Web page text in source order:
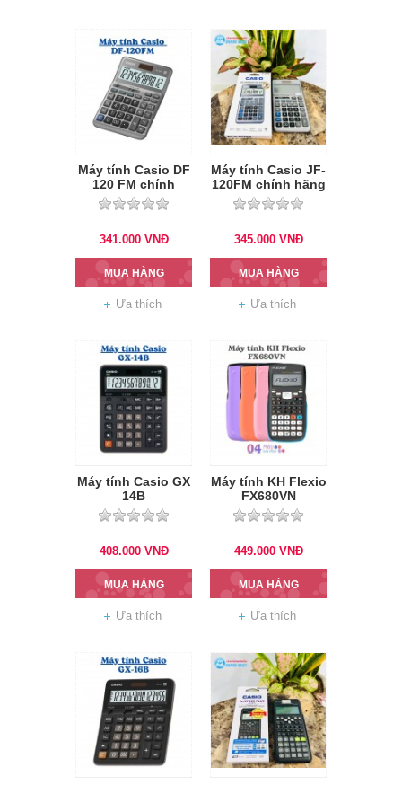
Máy tính Casio DF
120 FM chính
hãng
341.000 VNĐ
MUA HÀNG
Ưa thích
Máy tính Casio JF-
120FM chính hãng
345.000 VNĐ
MUA HÀNG
Ưa thích
Máy tính Casio GX
14B
408.000 VNĐ
MUA HÀNG
Ưa thích
Máy tính KH Flexio
FX680VN
449.000 VNĐ
MUA HÀNG
Ưa thích